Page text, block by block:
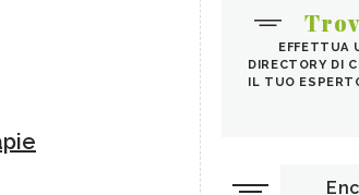
EFFETTUA
DIRECTORY DI
IL TUO